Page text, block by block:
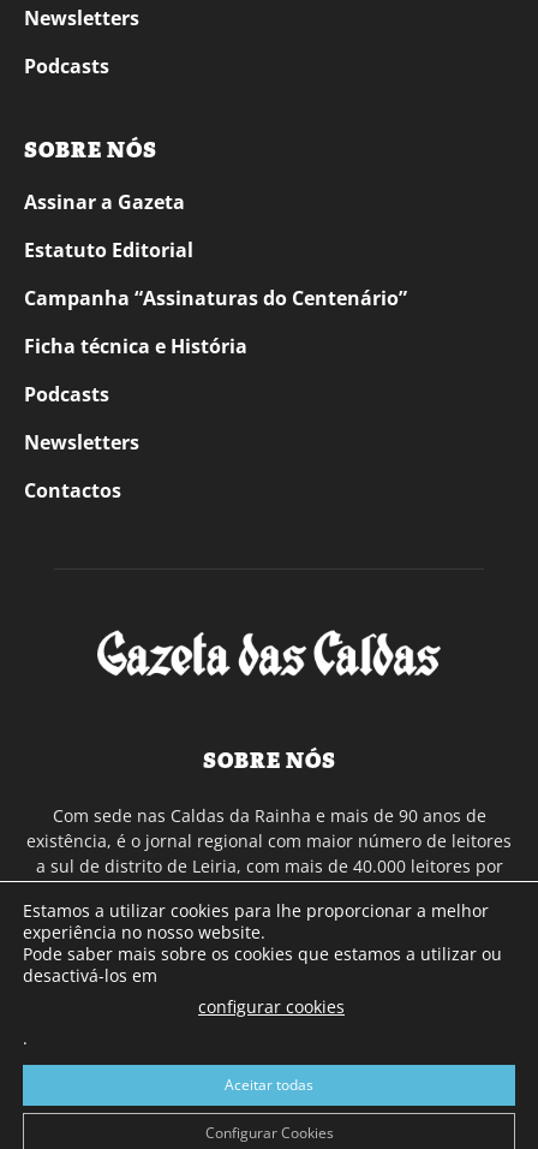
Newsletters
Podcasts
SOBRE NÓS
Assinar a Gazeta
Estatuto Editorial
Campanha “Assinaturas do Centenário”
Ficha técnica e História
Podcasts
Newsletters
Contactos
SOBRE NÓS
Com sede nas Caldas da Rainha e mais de 90 anos de
existência, é o jornal regional com maior número de leitores
a sul de distrito de Leiria, com mais de 40.000 leitores por
Continental e assinatura online.
SIGA-NOS
Estamos a utilizar cookies para lhe proporcionar a melhor
experiência no nosso website.
Pode saber mais sobre os cookies que estamos a utilizar ou
desactivá-los em
configurar cookies
.
Aceitar todas
Configurar Cookies